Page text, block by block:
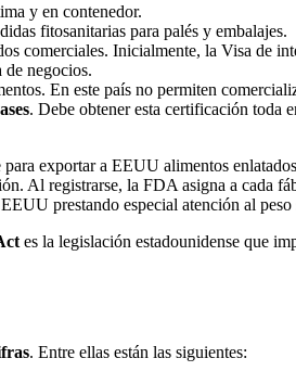
y en contenedor.
fitosanitarias para palés y embalajes.
comerciales. Inicialmente, la Visa de
negocios.
En este país no permiten
. Debe obtener esta certificación toda
para exportar a EEUU alimentos
Al registrarse, la FDA asigna a
prestando especial atención al
es la legislación estadounidense que
. Entre ellas están las siguientes: